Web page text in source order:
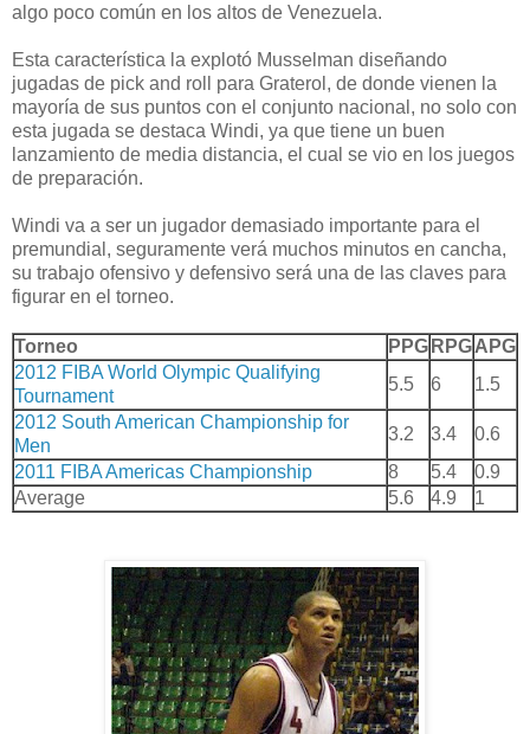
algo poco común en los altos de Venezuela.
Esta característica la explotó Musselman diseñando
jugadas de pick and roll para Graterol, de donde vienen la
mayoría de sus puntos con el conjunto nacional, no solo con
esta jugada se destaca Windi, ya que tiene un buen
lanzamiento de media distancia, el cual se vio en los juegos
de preparación.
Windi va a ser un jugador demasiado importante para el
premundial, seguramente verá muchos minutos en cancha,
su trabajo ofensivo y defensivo será una de las claves para
figurar en el torneo.
Torneo PPG RPGAPG
2012 FIBA World Olympic Qualifying
Tournament
5.5 6
1.5
2012 South American Championship for
Men
3.2 3.4
0.6
2011 FIBA Americas Championship
8 5.4
0.9
Average
5.6 4.9 1